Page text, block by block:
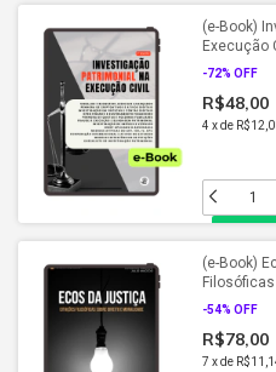
(e-Book)
Execução
-72% OFF
R$48,00
4 xde
(e-Book)
-54% OFF
R$78,00
7 xde